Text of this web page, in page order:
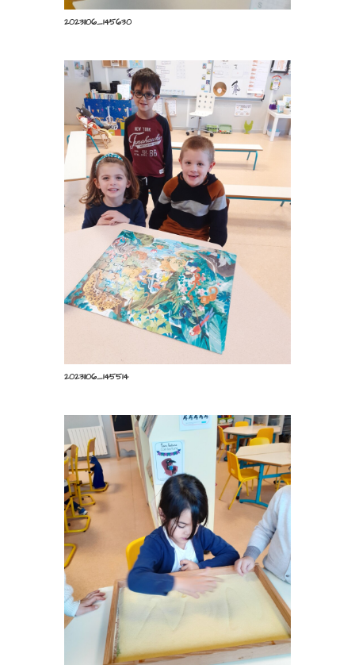
20231106_145630
20231106_145514